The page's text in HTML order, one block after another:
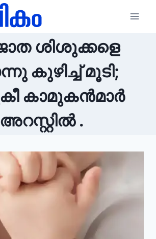
ശിശുക്കളെ
കുഴിച്ച് മൂടി;
കാമുകൻമാർ
അറസ്റ്റിൽ .